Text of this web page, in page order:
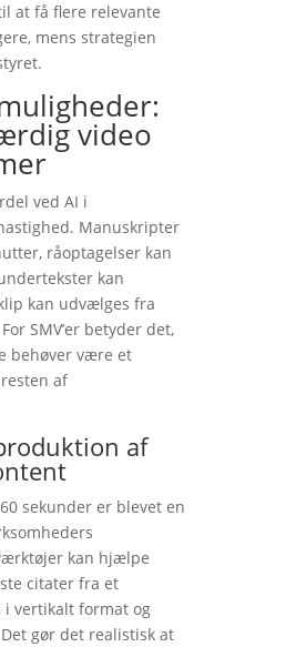
at få flere relevante
mens strategien
video
ved AI i
Manuskripter
råoptagelser kan
kan
kan udvælges fra
SMV’er betyder det,
behøver være et
af
af
sekunder er blevet en
kan hjælpe
citater fra et
vertikalt format og
gør det realistisk at